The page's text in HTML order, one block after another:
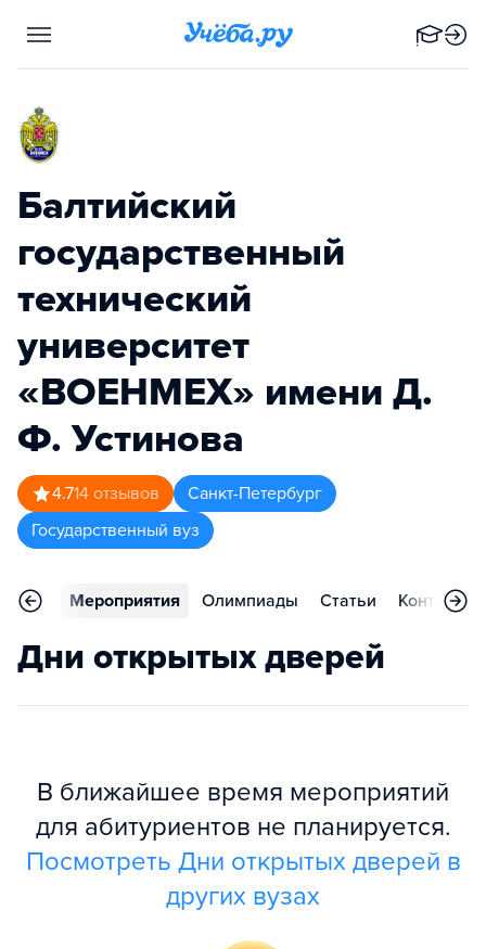
Балтийский
государственный
технический
университет
«ВОЕНМЕХ» имени Д.
Ф. Устинова
4.714 отзывов
Санкт-Петербург
Государственный вуз
Мероприятия Олимпиады Статьи Контакты
Дни открытых дверей
В ближайшее время мероприятий
для абитуриентов не планируется.
Посмотреть Дни открытых дверей в
других вузах